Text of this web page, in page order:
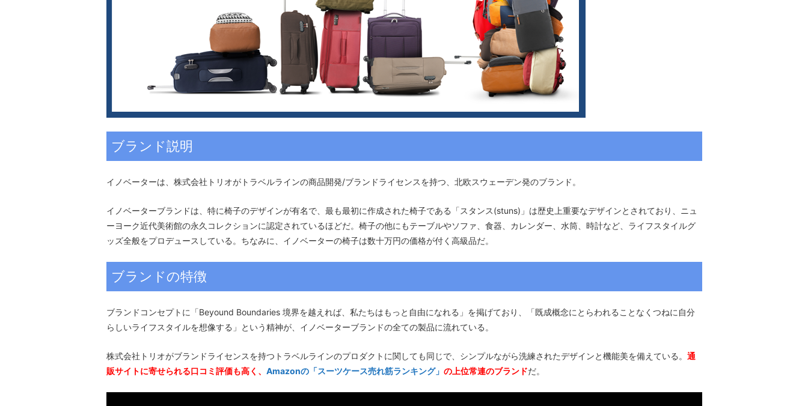
ブランド説明
イノベーターは、株式会社トリオがトラベルラインの商品開発/ブランドライセンスを持つ、北欧スウェーデン発のブランド。
イノベーターブランドは、特に椅子のデザインが有名で、最も最初に作成された椅子である「スタンス(stuns)」は歴史上重要なデザインとされており、ニュ
ーヨーク近代美術館の永久コレクションに認定されているほどだ。椅子の他にもテーブルやソファ、食器、カレンダー、水筒、時計など、ライフスタイルグ
ッズ全般をプロデュースしている。ちなみに、イノベーターの椅子は数十万円の価格が付く高級品だ。
ブランドの特徴
ブランドコンセプトに「Beyound Boundaries 境界を越えれば、私たちはもっと自由になれる」を掲げており、「既成概念にとらわれることなくつねに自分
らしいライフスタイルを想像する」という精神が、イノベーターブランドの全ての製品に流れている。
株式会社トリオがブランドライセンスを持つトラベルラインのプロダクトに関しても同じで、シンプルながら洗練されたデザインと機能美を備えている。 通
販サイトに寄せられる口コミ評価も高く、 Amazonの「スーツケース売れ筋ランキング」 の上位常連のブランドだ。